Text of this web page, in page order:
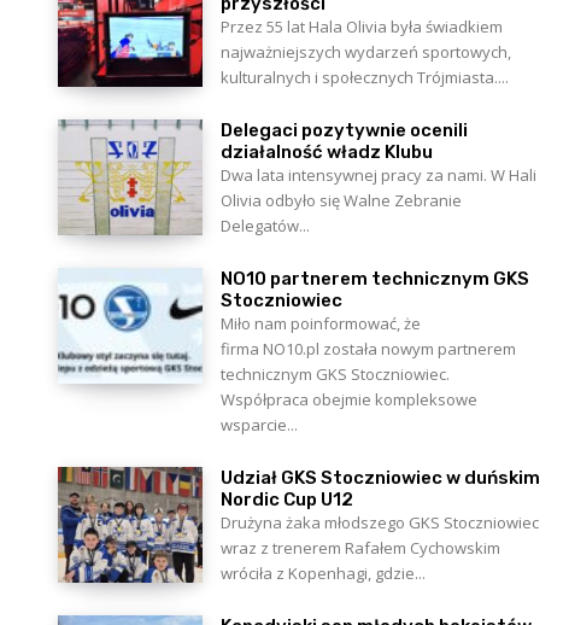
Przez 55 lat Hala Olivia była świadkiem
najważniejszych wydarzeń sportowych,
kulturalnych i społecznych Trójmiasta....
Delegaci pozytywnie ocenili
działalność władz Klubu
Dwa lata intensywnej pracy za nami. W Hali
Olivia odbyło się Walne Zebranie
Delegatów...
NO10 partnerem technicznym GKS
Stoczniowiec
Miło nam poinformować, że
firma NO10.pl została nowym partnerem
technicznym GKS Stoczniowiec.
Współpraca obejmie kompleksowe
wsparcie...
Udział GKS Stoczniowiec w duńskim
Nordic Cup U12
Drużyna żaka młodszego GKS Stoczniowiec
wraz z trenerem Rafałem Cychowskim
wróciła z Kopenhagi, gdzie...